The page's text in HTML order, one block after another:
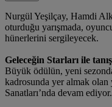
Nurgül Yeşilçay, Hamdi
oturduğu yarışmada,
hünerlerini sergileyecek.
Geleceğin Starları ile
Büyük ödülün, yeni
kadrosunda yer almak olan
Sanatları’nda devam ediyor.